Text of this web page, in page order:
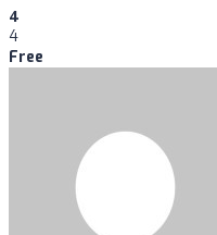
4
4
Free